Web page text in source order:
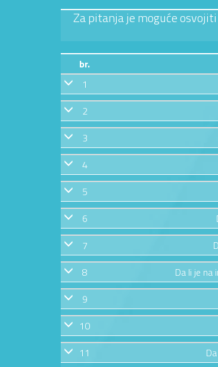
Za pitanja je moguće
br.
1
2
3
4
5
6
7
8
Da li je na
9
10
11